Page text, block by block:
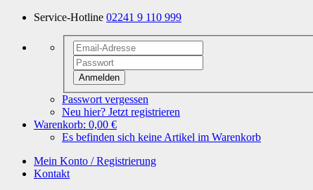
Service-Hotline 02241 9 110 999
Anmelden
Passwort vergessen
Neu hier? Jetzt registrieren
Warenkorb: 0,00 €
Es befinden sich keine Artikel im Warenkorb
Mein Konto / Registrierung
Kontakt